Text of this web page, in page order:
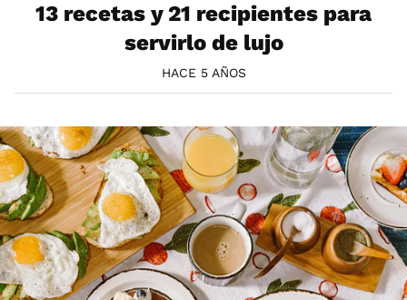
13 recetas y 21 recipientes para
servirlo de lujo
HACE 5 AÑOS